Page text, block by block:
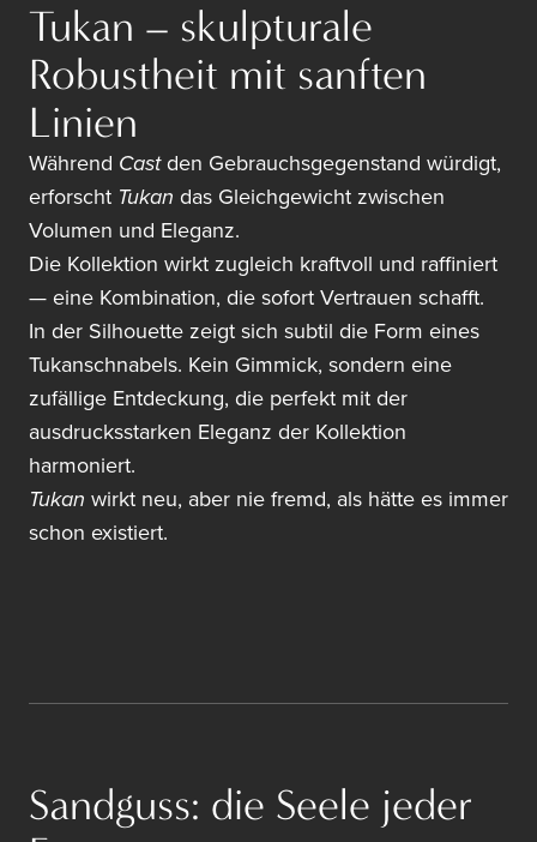
Tukan – skulpturale
Robustheit mit sanften
Linien
Während Castden Gebrauchsgegenstand würdigt,
erforscht Tukan das Gleichgewicht zwischen
Volumen und Eleganz.
Die Kollektion wirkt zugleich kraftvoll und raffiniert
— eine Kombination, die sofort Vertrauen schafft.
In der Silhouette zeigt sich subtil die Form eines
Tukanschnabels. Kein Gimmick, sondern eine
zufällige Entdeckung, die perfekt mit der
ausdrucksstarken Eleganz der Kollektion
harmoniert.
Tukan wirkt neu, aber nie fremd, als hätte es immer
schon existiert.
Sandguss: die Seele jeder